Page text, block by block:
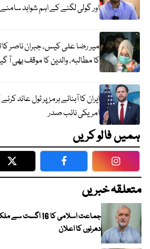
اور گولی لگنے کے اہم شواہد
میر رضا علی کیس، جبران ناصر کا
کا مطالبہ، والدین کا موقف بھی آ
ایران کا آبنائے ہرمز پر ٹول عائد
امریکی نائب صدر
ہمیں فالو کریں
Twitter Facebook
متعلقہ خبریں
جماعت اسلامی کا 16
دھرنوں کا اعلان